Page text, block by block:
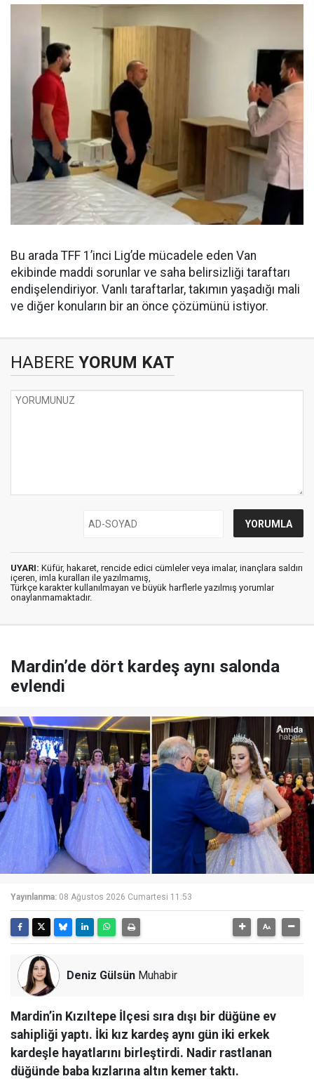
Bu arada TFF 1’inci Lig’de mücadele eden Van
ekibinde maddi sorunlar ve saha belirsizliği taraftarı
endişelendiriyor. Vanlı taraftarlar, takımın yaşadığı mali
ve diğer konuların bir an önce çözümünü istiyor.
HABERE YORUM KAT
UYARI: Küfür, hakaret, rencide edici cümleler veya imalar, inançlara saldırı
içeren, imla kuralları ile yazılmamış,
Türkçe karakter kullanılmayan ve büyük harflerle yazılmış yorumlar
onaylanmamaktadır.
Mardin’de dört kardeş aynı salonda
evlendi
Yayınlanma: 08 Ağustos 2026 Cumartesi 11:53
Deniz Gülsün Muhabir
Mardin’in Kızıltepe İlçesi sıra dışı bir düğüne ev
sahipliği yaptı. İki kız kardeş aynı gün iki erkek
kardeşle hayatlarını birleştirdi. Nadir rastlanan
düğünde baba kızlarına altın kemer taktı.